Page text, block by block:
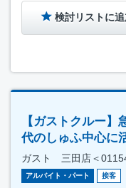
検討リストに
【ガストクルー
代のしゅふ中心に
ガスト 三田店＜
アルバイト・パート 接客